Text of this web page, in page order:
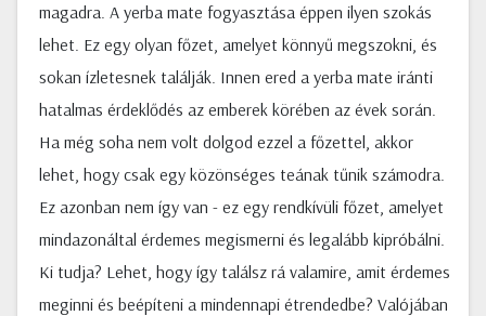
magadra. A yerba mate fogyasztása éppen ilyen szokás
lehet. Ez egy olyan főzet, amelyet könnyű megszokni, és
sokan ízletesnek találják. Innen ered a yerba mate iránti
hatalmas érdeklődés az emberek körében az évek során.
Ha még soha nem volt dolgod ezzel a főzettel, akkor
lehet, hogy csak egy közönséges teának tűnik számodra.
Ez azonban nem így van - ez egy rendkívüli főzet, amelyet
mindazonáltal érdemes megismerni és legalább kipróbálni.
Ki tudja? Lehet, hogy így találsz rá valamire, amit érdemes
meginni és beépíteni a mindennapi étrendedbe? Valójában